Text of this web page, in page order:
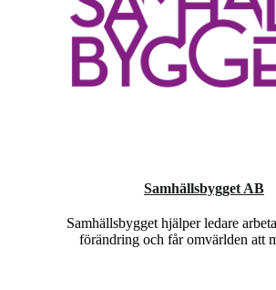
Samhällsbygget AB
Samhällsbygget hjälper ledare
förändring och får omvärlden att